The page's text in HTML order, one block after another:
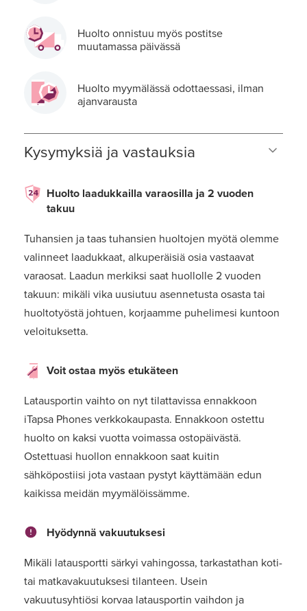
Huolto onnistuu myös postitse
muutamassa päivässä
Huolto myymälässä odottaessasi, ilman
ajanvarausta
Kysymyksiä ja vastauksia
Huolto laadukkailla varaosilla ja 2 vuoden
takuu
Tuhansien ja taas tuhansien huoltojen myötä olemme
valinneet laadukkaat, alkuperäisiä osia vastaavat
varaosat. Laadun merkiksi saat huollolle 2 vuoden
takuun: mikäli vika uusiutuu asennetusta osasta tai
huoltotyöstä johtuen, korjaamme puhelimesi kuntoon
veloituksetta.
Voit ostaa myös etukäteen
Latausportin vaihto on nyt tilattavissa ennakkoon
iTapsa Phones verkkokaupasta. Ennakkoon ostettu
huolto on kaksi vuotta voimassa ostopäivästä.
Ostettuasi huollon ennakkoon saat kuitin
sähköpostiisi jota vastaan pystyt käyttämään edun
kaikissa meidän myymälöissämme.
Hyödynnä vakuutuksesi
Mikäli latausportti särkyi vahingossa, tarkastathan koti-
tai matkavakuutuksesi tilanteen. Usein
vakuutusyhtiösi korvaa latausportin vaihdon ja